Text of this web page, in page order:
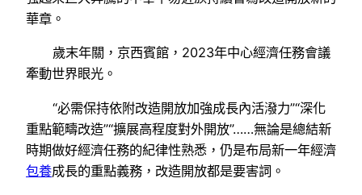
華章。
歲末年關，京西賓館，2023年中心經濟任務會議
牽動世界眼光。
“必需保持依附改造開放加強成長內活潑力”“深化
重點範疇改造”“擴展高程度對外開放”……無論是總結新
時期做好經濟任務的紀律性熟悉，仍是布局新一年經濟
包養成長的重點義務，改造開放都是要害詞。